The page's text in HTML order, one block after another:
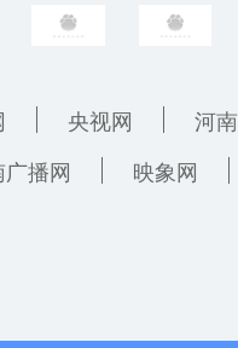
央视网
河
播网 映象网